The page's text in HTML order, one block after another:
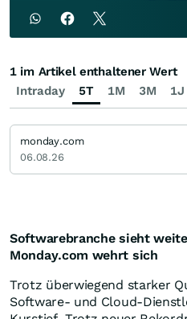
Softwarebranche sieht
Monday.com wehrt sich
Trotz überwiegend starker
Software- und Cloud-
Intraday 5T 1M 3M 1J
1 im Artikel enthaltener Wert
monday.com
06.08.26